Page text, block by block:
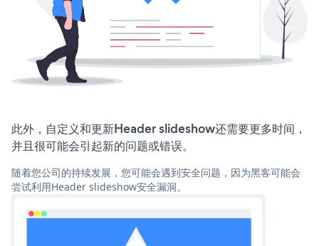
此外，自定义和更新Header slideshow还需要更多时间，
并且很可能会引起新的问题或错误。
随着您公司的持续发展，您可能会遇到安全问题，因为黑客可能会
尝试利用Header slideshow安全漏洞。